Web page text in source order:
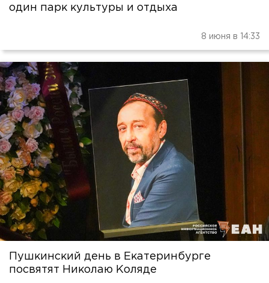
один парк культуры и отдыха
8 июня в 14:33
Пушкинский день в Екатеринбурге
посвятят Николаю Коляде